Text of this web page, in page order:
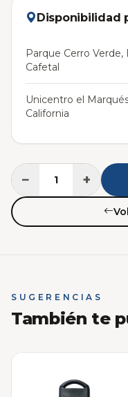
Disponibilidad
Parque Cerro Verde,
Cafetal
Unicentro el
California
− +
SUGERENCIAS
También te